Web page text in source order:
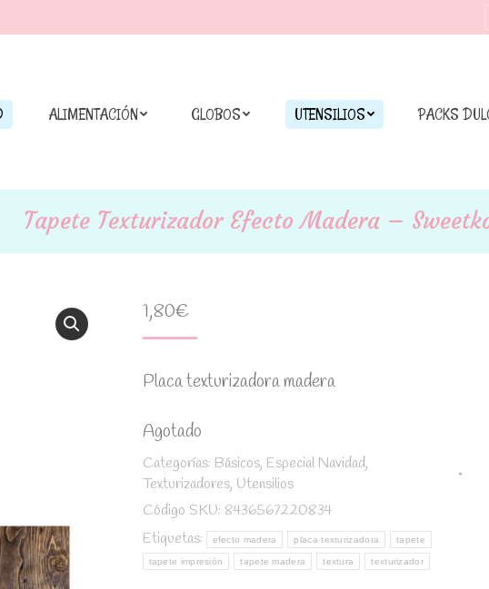
ALIMENTACIÓN GLOBOS UTENSILIOS PACKS
Tapete Texturizador Efecto Madera –
1,80€
Placa texturizadora madera
Agotado
Categorías: Básicos, Especial Navidad,
Texturizadores, Utensilios
Código SKU: 8436567220834
Etiquetas:
efecto madera placa texturizadora tapete
tapete impresión tapete madera textura texturizador